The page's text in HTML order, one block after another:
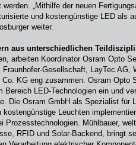
„Mithilfe der neuen
und kostengünstige LED als
weiter.
aus unterschiedlichen
arbeiten Koordinator Osram Opto
Fraunhofer-Gesellschaft, LayTec AG,
KG eng zusammen. Osram Opto
Bereich LED-Technologien ein und
Die Osram GmbH als Spezialist für
kostengünstige Leuchten
Prozesstechnologien. Mühlbauer,
RFID und Solar-Backend, bringt